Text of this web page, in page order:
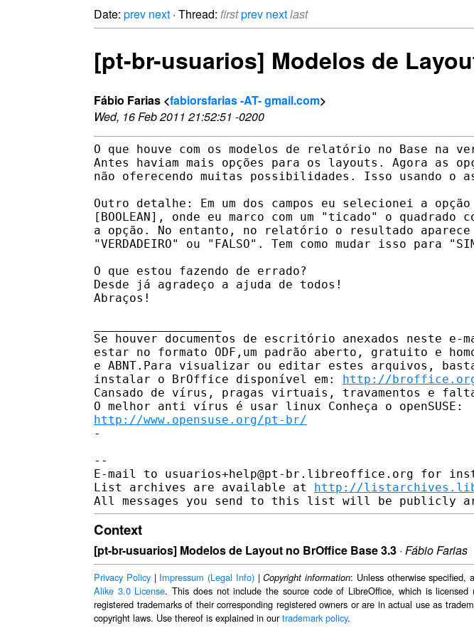
Date: prev next · Thread: firstprev nextlast
[pt-br-usuarios] Modelos de
Fábio Farias <fabiorsfarias -AT- gmail.com>
Wed, 16 Feb 2011 21:52:51 -0200
O que houve com os modelos de relatório no Base na
Antes haviam mais opções para os layouts. Agora as
não oferecendo muitas possibilidades. Isso usando o
Outro detalhe: Em um dos campos eu selecionei a opção
[BOOLEAN], onde eu marco com um "ticado" o quadrado
a opção. No entanto, no relatório o resultado aparece
"VERDADEIRO" ou "FALSO". Tem como mudar isso para
O que estou fazendo de errado?
Desde já agradeço a ajuda de todos!
Abraços!
Se houver documentos de escritório anexados neste e-
estar no formato ODF,um padrão aberto, gratuito e
e ABNT.Para visualizar ou editar estes arquivos,
instalar o BrOffice disponível em: http://
Cansado de vírus, pragas virtuais, travamentos e falta
http://www.opensuse.org/pt-br/
-
--
E-mail to usuarios+help@pt-br.libreoffice.org for
List archives are available at http://
Context
[pt-br-usuarios] Modelos de Layout no BrOffice Base 3.3 · Fábio Farias
Privacy Policy| Impressum (Legal Info)|Copyright information: Unless otherwise specified,
Alike 3.0 License. This does not include the source code of LibreOffice, which is
registered trademarks of their corresponding registered owners or are in actual use as
copyright laws. Use thereof is explained in ourtrademark policy.